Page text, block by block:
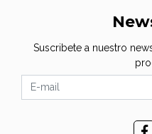
Suscribete a nuestro